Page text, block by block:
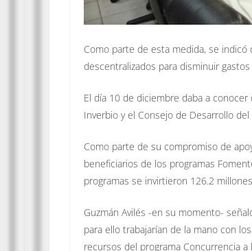
Como parte de esta medida, se
descentralizados para disminuir
El día 10 de diciembre daba a
Inverbio y el Consejo de Desarrollo del
Como parte de su compromiso de
beneficiarios de los programas
programas se invirtieron 126.2
Guzmán Avilés -en su momento-
para ello trabajarían de la mano con
recursos del programa Concurrencia